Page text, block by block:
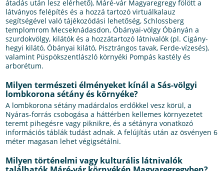
átadás után lesz elérhető), Máré-vár Magyaregregy fölött a
látványos felépítés és a hozzá tartozó virtuálkalauz
segítségével való tájékozódási lehetőség, Schlossberg
templomrom Mecseknádasdon, Óbányai-völgy Óbányán a
szurdokvölgy, kilátók és a hozzátartozó látnivalók (pl. Cigány-
hegyi kilátó, Óbányai kilátó, Pisztrángos tavak, Ferde-vízesés),
valamint Püspökszentlászló környéki Pompás kastély és
arborétum.
Milyen természeti élményeket kínál a Sás-völgyi
lombkorona sétány és környéke?
A lombkorona sétány madárdalos erdőkkel vesz körül, a
Nyáras-forrás csobogása a háttérben kellemes környezetet
teremt pihegésre vagy piknikre, és a sétányra vonatkozó
információs táblák tudást adnak. A felújítás után az ösvényen 6
méter magasan lehet végigsétálni.
Milyen történelmi vagy kulturális látnivalók